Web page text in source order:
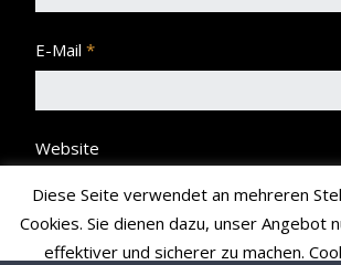
E-Mail *
Website
Diese Seite verwendet an mehreren
Cookies. Sie dienen dazu, unser Angebot
effektiver und sicherer zu machen.